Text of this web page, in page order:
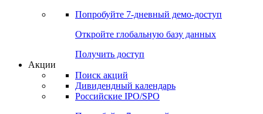
Попробуйте 7-дневный демо-доступ
Откройте глобальную базу данных
Получить доступ
Акции
Поиск акций
Дивидендный календарь
Российские IPO/SPO